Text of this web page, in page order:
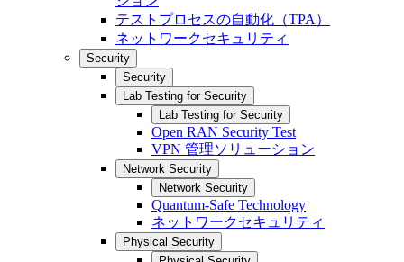
テストプロセスの自動化（TPA）
ネットワークセキュリティ
Security
Security
Lab Testing for Security
Lab Testing for Security
Open RAN Security Test
VPN 管理ソリューション
Network Security
Network Security
Quantum-Safe Technology
ネットワークセキュリティ
Physical Security